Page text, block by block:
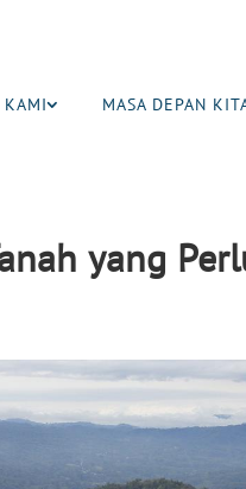
KAMI MASA DEPAN
yang